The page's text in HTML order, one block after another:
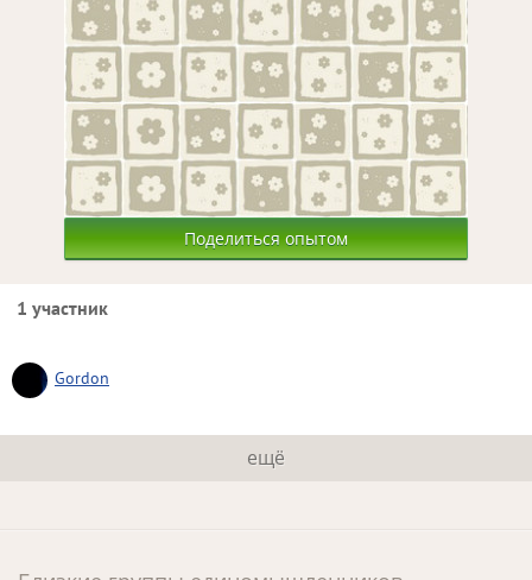
Поделиться опытом
1 участник
Gordon
ещё